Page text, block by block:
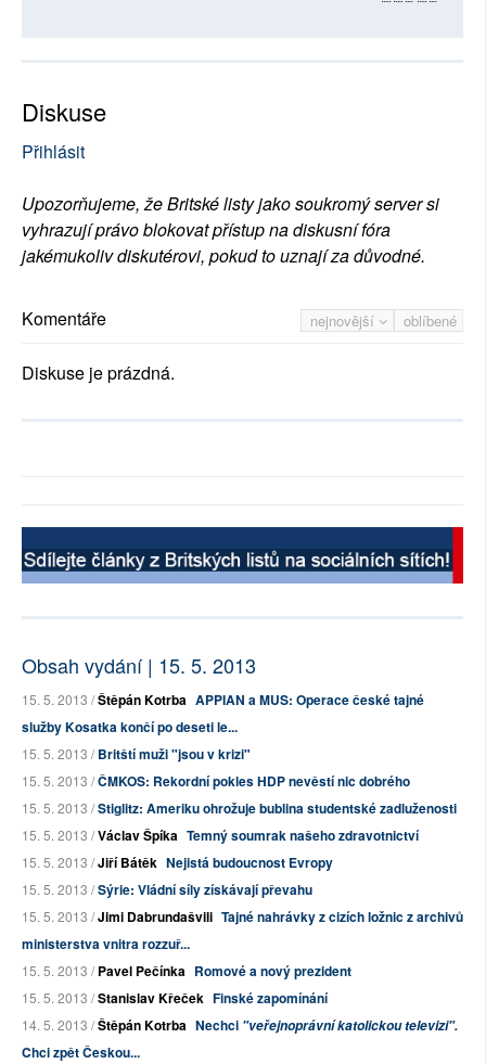
Diskuse
Přihlásit
Upozorňujeme, že Britské listy jako soukromý server si
vyhrazují právo blokovat přístup na diskusní fóra
jakémukoliv diskutérovi, pokud to uznají za důvodné.
nejnovější oblíbené
Komentáře
Diskuse je prázdná.
Obsah vydání | 15. 5. 2013
15. 5. 2013 /Štěpán Kotrba APPIAN a MUS: Operace české tajné
služby Kosatka končí po deseti le...
15. 5. 2013 /Britští muži "jsou v krizi"
15. 5. 2013 /ČMKOS: Rekordní pokles HDP nevěstí nic dobrého
15. 5. 2013 /Stiglitz: Ameriku ohrožuje bublina studentské zadluženosti
15. 5. 2013 /Václav Špíka Temný soumrak našeho zdravotnictví
15. 5. 2013 /Jiří Bátěk Nejistá budoucnost Evropy
15. 5. 2013 /Sýrie: Vládní síly získávají převahu
15. 5. 2013 /Jimi Dabrundašvili Tajné nahrávky z cizích ložnic z archivů
ministerstva vnitra rozzuř...
15. 5. 2013 /Pavel Pečínka Romové a nový prezident
15. 5. 2013 /Stanislav Křeček Finské zapomínání
14. 5. 2013 /Štěpán Kotrba Nechci "veřejnoprávní katolickou televizi".
Chci zpět Českou...